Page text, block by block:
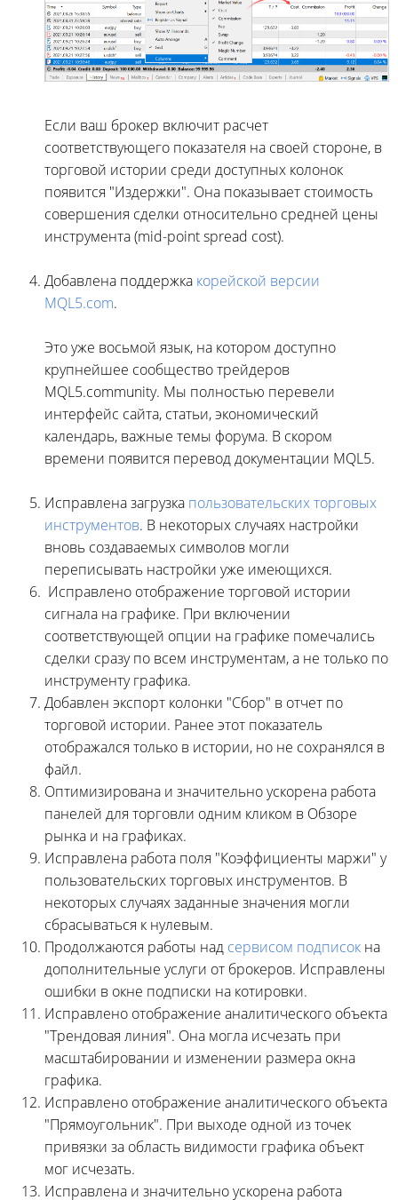
Если ваш брокер включит расчет
соответствующего показателя на своей стороне, в
торговой истории среди доступных колонок
появится "Издержки". Она показывает стоимость
совершения сделки относительно средней цены
инструмента (mid-point spread cost).
Добавлена поддержка корейской версии
MQL5.com.
Это уже восьмой язык, на котором доступно
крупнейшее сообщество трейдеров
MQL5.community. Мы полностью перевели
интерфейс сайта, статьи, экономический
календарь, важные темы форума. В скором
времени появится перевод документации MQL5.
Исправлена загрузка пользовательских торговых
инструментов. В некоторых случаях настройки
вновь создаваемых символов могли
переписывать настройки уже имеющихся.
Исправлено отображение торговой истории
сигнала на графике. При включении
соответствующей опции на графике помечались
сделки сразу по всем инструментам, а не только по
инструменту графика.
Добавлен экспорт колонки "Сбор" в отчет по
торговой истории. Ранее этот показатель
отображался только в истории, но не сохранялся в
файл.
Оптимизирована и значительно ускорена работа
панелей для торговли одним кликом в Обзоре
рынка и на графиках.
Исправлена работа поля "Коэффициенты маржи" у
пользовательских торговых инструментов. В
некоторых случаях заданные значения могли
сбрасываться к нулевым.
Продолжаются работы над сервисом подписок на
дополнительные услуги от брокеров. Исправлены
ошибки в окне подписки на котировки.
Исправлено отображение аналитического объекта
"Трендовая линия". Она могла исчезать при
масштабировании и изменении размера окна
графика.
Исправлено отображение аналитического объекта
"Прямоугольник". При выходе одной из точек
привязки за область видимости графика объект
мог исчезать.
Исправлена и значительно ускорена работа